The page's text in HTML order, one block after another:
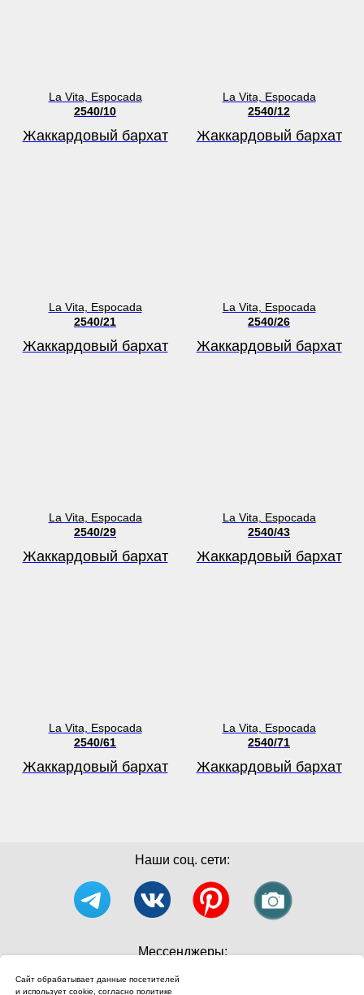
La Vita, Espocada
2540/10
Жаккардовый бархат
La Vita, Espocada
2540/12
Жаккардовый бархат
La Vita, Espocada
2540/21
Жаккардовый бархат
La Vita, Espocada
2540/26
Жаккардовый бархат
La Vita, Espocada
2540/29
Жаккардовый бархат
La Vita, Espocada
2540/43
Жаккардовый бархат
La Vita, Espocada
2540/61
Жаккардовый бархат
La Vita, Espocada
2540/71
Жаккардовый бархат
Сайт обрабатывает данные посетителей
и использует cookie, согласно политике
Наши соц. сети:
Мессенджеры: